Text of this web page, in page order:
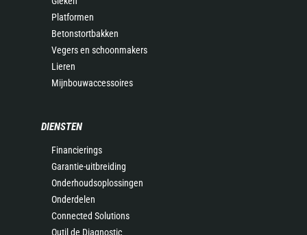
Platformen
Betonstortbakken
Vegers en schoonmakers
Lieren
Mijnbouwaccessoires
DIENSTEN
Financierings
Garantie-uitbreiding
Onderhoudsoplossingen
Onderdelen
Connected Solutions
Outil de Diagnostic